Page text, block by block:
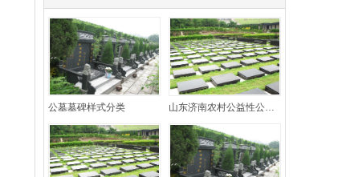
公墓墓碑样式分类 山东济南农村公益性公墓卧碑尺寸标准及合规要求解读